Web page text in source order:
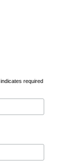
indicates required